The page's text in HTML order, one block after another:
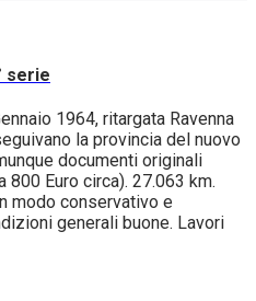
serie
1964, ritargata Ravenna
la provincia del nuovo
documenti originali
Euro circa). 27.063 km.
modo conservativo e
generali buone. Lavori